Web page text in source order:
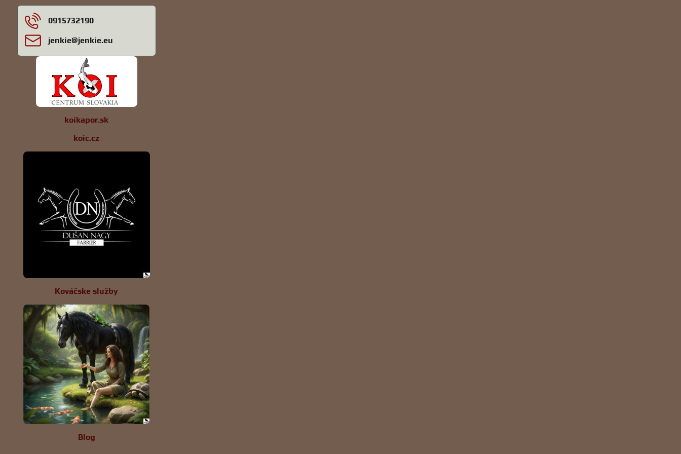
0915732190
jenkie​@jenkie​.eu
koikapor.sk
koic.cz
Kováčske služby
Blog